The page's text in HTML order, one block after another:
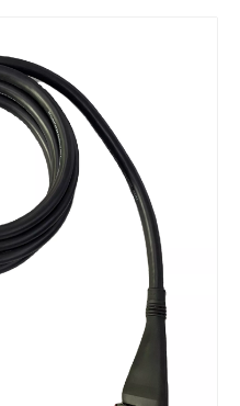
Fakra Z à IPEX RF1.13